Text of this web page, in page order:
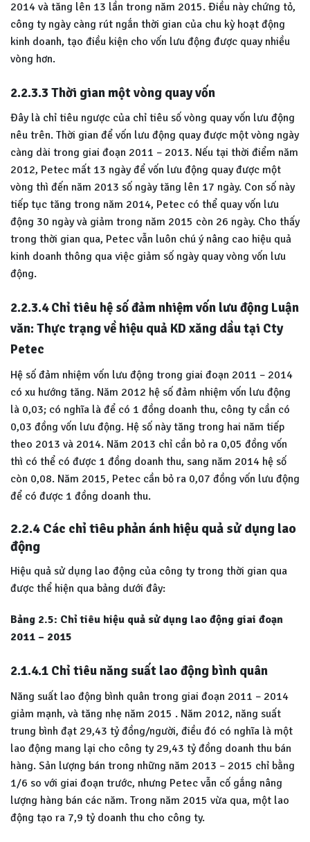
2014 và tăng lên 13 lần trong năm 2015. Điều này chứng tỏ,
công ty ngày càng rút ngắn thời gian của chu kỳ hoạt động
kinh doanh, tạo điều kiện cho vốn lưu động được quay nhiều
vòng hơn.
2.2.3.3 Thời gian một vòng quay vốn
Đây là chỉ tiêu ngược của chỉ tiêu số vòng quay vốn lưu động
nêu trên. Thời gian để vốn lưu động quay được một vòng ngày
càng dài trong giai đoạn 2011 – 2013. Nếu tại thời điểm năm
2012, Petec mất 13 ngày để vốn lưu động quay được một
vòng thì đến năm 2013 số ngày tăng lên 17 ngày. Con số này
tiếp tục tăng trong năm 2014, Petec có thể quay vốn lưu
động 30 ngày và giảm trong năm 2015 còn 26 ngày. Cho thấy
trong thời gian qua, Petec vẫn luôn chú ý nâng cao hiệu quả
kinh doanh thông qua việc giảm số ngày quay vòng vốn lưu
động.
2.2.3.4 Chỉ tiêu hệ số đảm nhiệm vốn lưu động Luận
văn: Thực trạng về hiệu quả KD xăng dầu tại Cty
Petec
Hệ số đảm nhiệm vốn lưu động trong giai đoạn 2011 – 2014
có xu hướng tăng. Năm 2012 hệ số đảm nhiệm vốn lưu động
là 0,03; có nghĩa là để có 1 đồng doanh thu, công ty cần có
0,03 đồng vốn lưu động. Hệ số này tăng trong hai năm tiếp
theo 2013 và 2014. Năm 2013 chỉ cần bỏ ra 0,05 đồng vốn
thì có thể có được 1 đồng doanh thu, sang năm 2014 hệ số
còn 0,08. Năm 2015, Petec cần bỏ ra 0,07 đồng vốn lưu động
để có được 1 đồng doanh thu.
2.2.4 Các chỉ tiêu phản ánh hiệu quả sử dụng lao
động
Hiệu quả sử dụng lao động của công ty trong thời gian qua
được thể hiện qua bảng dưới đây:
Bảng 2.5: Chỉ tiêu hiệu quả sử dụng lao động giai đoạn
2011 – 2015
2.1.4.1 Chỉ tiêu năng suất lao động bình quân
Năng suất lao động bình quân trong giai đoạn 2011 – 2014
giảm mạnh, và tăng nhẹ năm 2015 . Năm 2012, năng suất
trung bình đạt 29,43 tỷ đồng/người, điều đó có nghĩa là một
lao động mang lại cho công ty 29,43 tỷ đồng doanh thu bán
hàng. Sản lượng bán trong những năm 2013 – 2015 chỉ bằng
1/6 so với giai đoạn trước, nhưng Petec vẫn cố gắng nâng
lượng hàng bán các năm. Trong năm 2015 vừa qua, một lao
động tạo ra 7,9 tỷ doanh thu cho công ty.